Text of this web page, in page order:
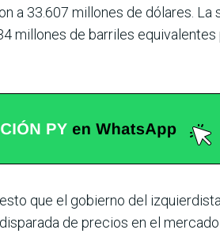
a 33.607 millones de dólares. La
millones de barriles equivalentes
que el gobierno del
de precios en el